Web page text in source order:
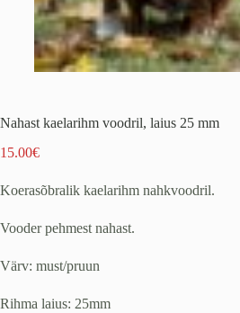
Nahast kaelarihm voodril, laius 25 mm
15.00€
Koerasõbralik kaelarihm nahkvoodril.
Vooder pehmest nahast.
Värv: must/pruun
Rihma laius: 25mm